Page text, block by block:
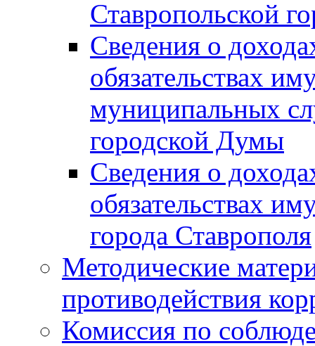
Ставропольской
Сведения о
обязательствах
муниципальных
городской Думы
Сведения о
обязательствах
города Ставрополя
Методические
противодействия
Комиссия по